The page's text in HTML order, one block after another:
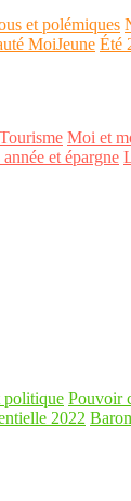
et polémiques
MoiJeune Été
Tourisme Moi et
et épargne
politique Pouvoir
2022